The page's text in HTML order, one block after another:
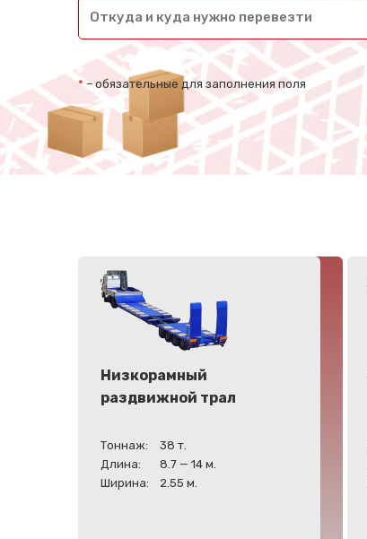
* – обязательные для заполнения поля
Низкорамный
раздвижной трал
Тоннаж:
38 т.
Длина:
8.7 — 14 м.
Ширина:
2.55 м.